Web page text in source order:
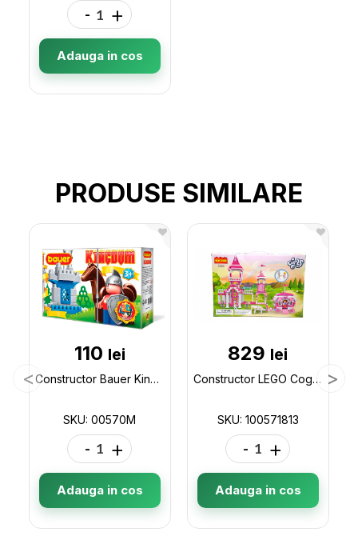
- +
Adauga in cos
PRODUSE SIMILARE
110 lei
Constructor Bauer Kingdom 00570M
SKU: 00570M
- +
Adauga in cos
829 lei
Constructor LEGO Cogo Castel 555 pcs 3263 100571813
SKU: 100571813
- +
Adauga in cos